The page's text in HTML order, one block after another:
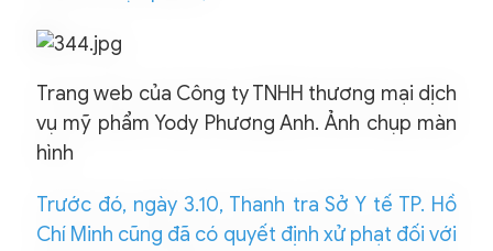
Trang web của Công ty TNHH thương mại dịch
vụ mỹ phẩm Yody Phương Anh. Ảnh chụp màn
hình
Trước đó, ngày 3.10, Thanh tra Sở Y tế TP. Hồ
Chí Minh cũng đã có quyết định xử phạt đối với